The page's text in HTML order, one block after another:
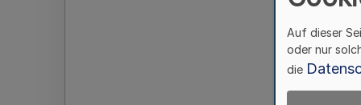
Auf dieser
oder nur
die